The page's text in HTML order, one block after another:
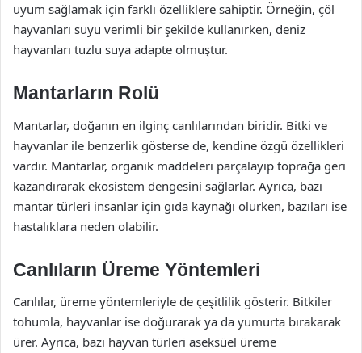
uyum sağlamak için farklı özelliklere sahiptir. Örneğin, çöl
hayvanları suyu verimli bir şekilde kullanırken, deniz
hayvanları tuzlu suya adapte olmuştur.
Mantarların Rolü
Mantarlar, doğanın en ilginç canlılarından biridir. Bitki ve
hayvanlar ile benzerlik gösterse de, kendine özgü özellikleri
vardır. Mantarlar, organik maddeleri parçalayıp toprağa geri
kazandırarak ekosistem dengesini sağlarlar. Ayrıca, bazı
mantar türleri insanlar için gıda kaynağı olurken, bazıları ise
hastalıklara neden olabilir.
Canlıların Üreme Yöntemleri
Canlılar, üreme yöntemleriyle de çeşitlilik gösterir. Bitkiler
tohumla, hayvanlar ise doğurarak ya da yumurta bırakarak
ürer. Ayrıca, bazı hayvan türleri aseksüel üreme